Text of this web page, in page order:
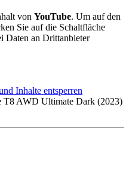
von YouTube. Um auf den
Sie auf die Schaltfläche
Daten an Drittanbieter
Inhalte entsperren
T8 AWD Ultimate Dark (2023)